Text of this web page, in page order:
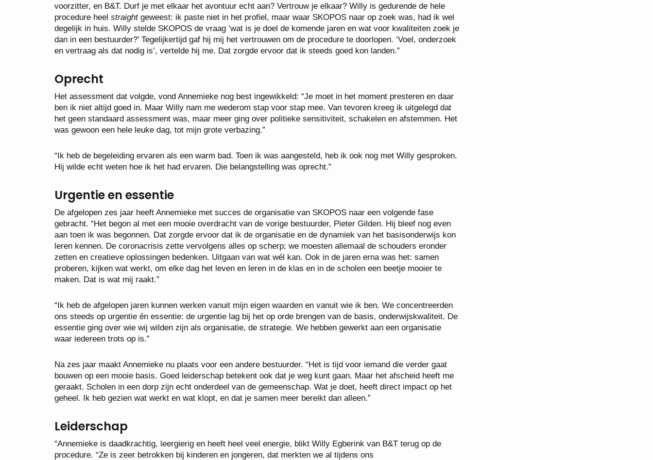
voorzitter, en B&T. Durf je met elkaar het avontuur echt aan? Vertrouw je elkaar? Willy is gedurende de hele
procedure heel straightgeweest: ik paste niet in het profiel, maar waar SKOPOS naar op zoek was, had ik wel
degelijk in huis. Willy stelde SKOPOS de vraag ‘wat is je doel de komende jaren en wat voor kwaliteiten zoek je
dan in een bestuurder?’ Tegelijkertijd gaf hij mij het vertrouwen om de procedure te doorlopen. ‘Voel, onderzoek
en vertraag als dat nodig is’, vertelde hij me. Dat zorgde ervoor dat ik steeds goed kon landen.”
Oprecht
Het assessment dat volgde, vond Annemieke nog best ingewikkeld: “Je moet in het moment presteren en daar
ben ik niet altijd goed in. Maar Willy nam me wederom stap voor stap mee. Van tevoren kreeg ik uitgelegd dat
het geen standaard assessment was, maar meer ging over politieke sensitiviteit, schakelen en afstemmen. Het
was gewoon een hele leuke dag, tot mijn grote verbazing.”
“Ik heb de begeleiding ervaren als een warm bad. Toen ik was aangesteld, heb ik ook nog met Willy gesproken.
Hij wilde echt weten hoe ik het had ervaren. Die belangstelling was oprecht.”
Urgentie en essentie
De afgelopen zes jaar heeft Annemieke met succes de organisatie van SKOPOS naar een volgende fase
gebracht. “Het begon al met een mooie overdracht van de vorige bestuurder, Pieter Gilden. Hij bleef nog even
aan toen ik was begonnen. Dat zorgde ervoor dat ik de organisatie en de dynamiek van het basisonderwijs kon
leren kennen. De coronacrisis zette vervolgens alles op scherp; we moesten allemaal de schouders eronder
zetten en creatieve oplossingen bedenken. Uitgaan van wat wél kan. Ook in de jaren erna was het: samen
proberen, kijken wat werkt, om elke dag het leven en leren in de klas en in de scholen een beetje mooier te
maken. Dat is wat mij raakt.”
“Ik heb de afgelopen jaren kunnen werken vanuit mijn eigen waarden en vanuit wie ik ben. We concentreerden
ons steeds op urgentie én essentie: de urgentie lag bij het op orde brengen van de basis, onderwijskwaliteit. De
essentie ging over wie wij wilden zijn als organisatie, de strategie. We hebben gewerkt aan een organisatie
waar iedereen trots op is.”
Na zes jaar maakt Annemieke nu plaats voor een andere bestuurder. “Het is tijd voor iemand die verder gaat
bouwen op een mooie basis. Goed leiderschap betekent ook dat je weg kunt gaan. Maar het afscheid heeft me
geraakt. Scholen in een dorp zijn echt onderdeel van de gemeenschap. Wat je doet, heeft direct impact op het
geheel. Ik heb gezien wat werkt en wat klopt, en dat je samen meer bereikt dan alleen.”
Leiderschap
“Annemieke is daadkrachtig, leergierig en heeft heel veel energie, blikt Willy Egberink van B&T terug op de
procedure. “Ze is zeer betrokken bij kinderen en jongeren, dat merkten we al tijdens ons